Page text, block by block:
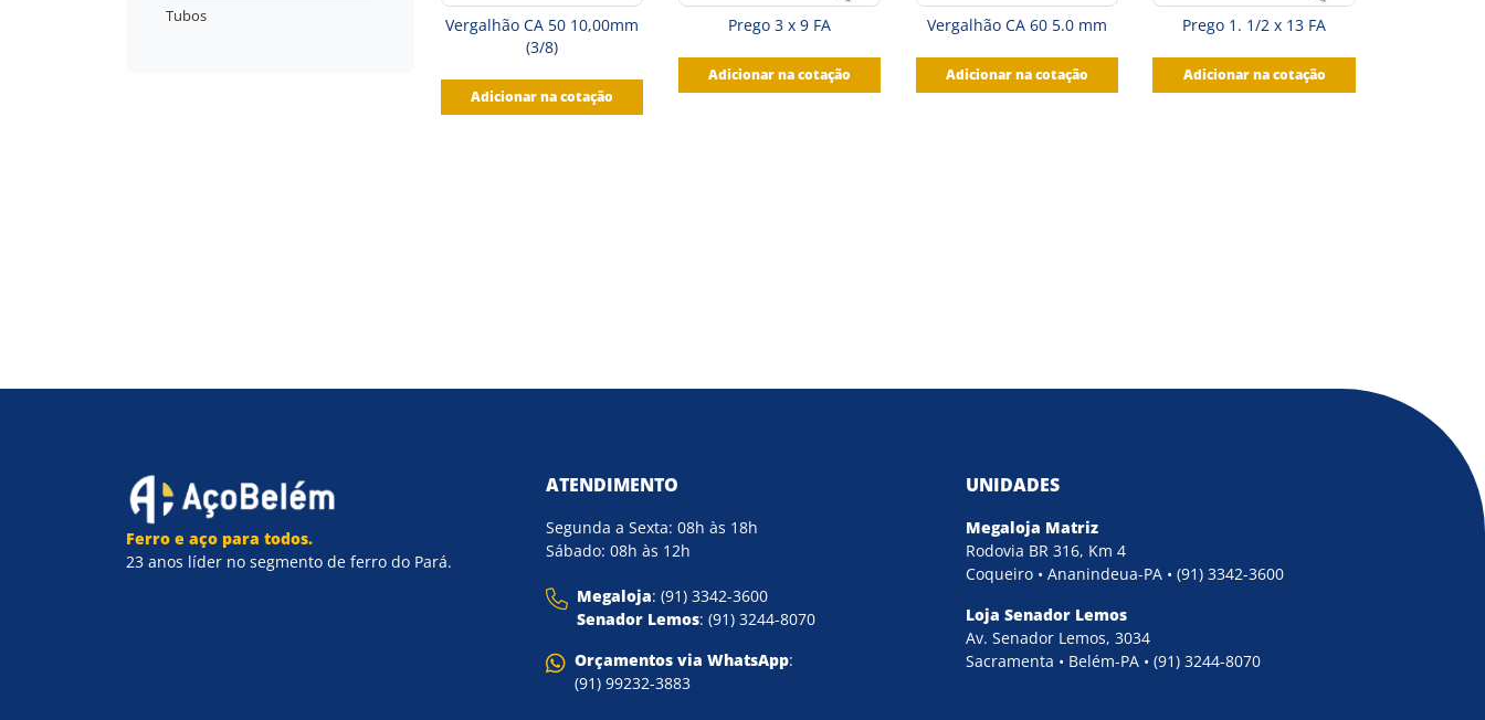
Tubos
Vergalhão CA 50 10,00mm
(3/8)
Adicionar na cotação
Prego 3 x 9 FA
Adicionar na cotação
Vergalhão CA 60 5.0 mm
Adicionar na cotação
Prego 1. 1/2 x 13 FA
Adicionar na cotação
Ferro e aço para todos.
23 anos líder no segmento de ferro do Pará.
ATENDIMENTO
Segunda a Sexta: 08h às 18h
Sábado: 08h às 12h
Megaloja: (91) 3342-3600
Senador Lemos: (91) 3244-8070
Orçamentos via WhatsApp:
(91) 99232-3883
UNIDADES
Megaloja Matriz
Rodovia BR 316, Km 4
Coqueiro • Ananindeua-PA • (91) 3342-3600
Loja Senador Lemos
Av. Senador Lemos, 3034
Sacramenta • Belém-PA • (91) 3244-8070